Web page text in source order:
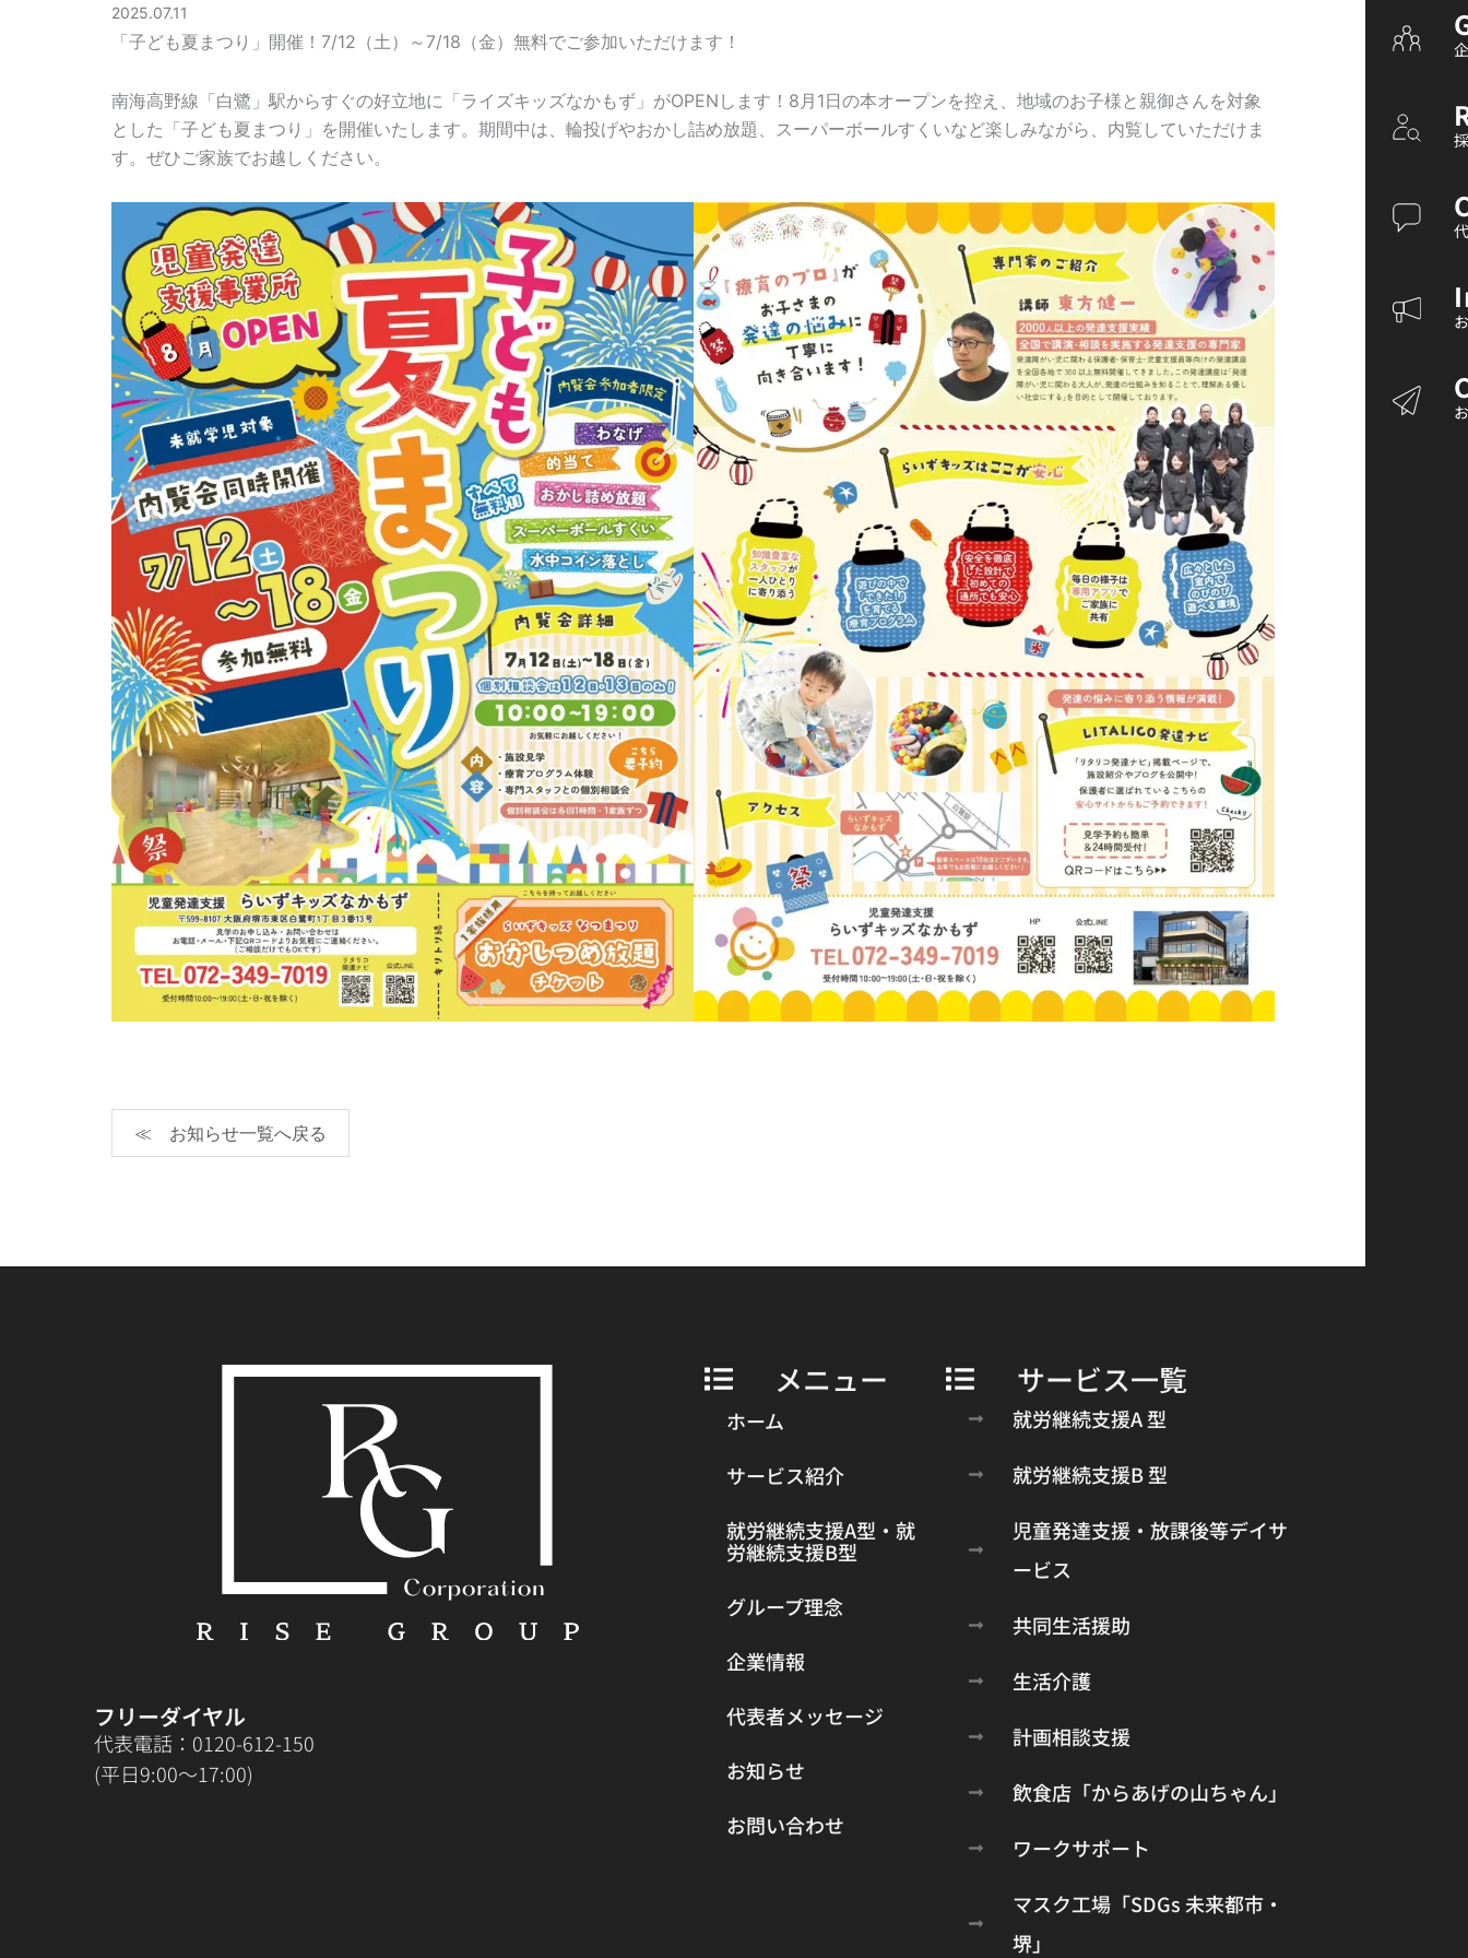
2025.07.11
「子ども夏まつり」開催！7/12（土）～7/18（金）無料でご参加いただけます！
南海高野線「白鷺」駅からすぐの好立地に「ライズキッズなかもず」がOPENします！8月1日の本オープンを控え、地域のお子様と親御さんを対象
とした「子ども夏まつり」を開催いたします。期間中は、輪投げやおかし詰め放題、スーパーボールすくいなど楽しみながら、内覧していただけま
す。ぜひご家族でお越しください。
≪ お知らせ一覧へ戻る
フリーダイヤル
代表電話：0120-612-150
(平日9:00〜17:00)
メニュー
ホーム
サービス紹介
就労継続支援A型・就
労継続支援B型
グループ理念
企業情報
代表者メッセージ
お知らせ
お問い合わせ
サービス一覧
就労継続支援A 型
就労継続支援B 型
児童発達支援・放課後等デイサ
ービス
共同生活援助​
生活介護
計画相談支援
飲食店「からあげの山ちゃん」
ワークサポート
マスク工場「SDGs 未来都市・
堺」